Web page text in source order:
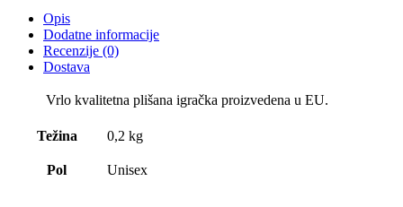
Opis
Dodatne informacije
Recenzije (0)
Dostava
Vrlo kvalitetna plišana igračka proizvedena u EU.
Težina 0,2 kg
Pol Unisex